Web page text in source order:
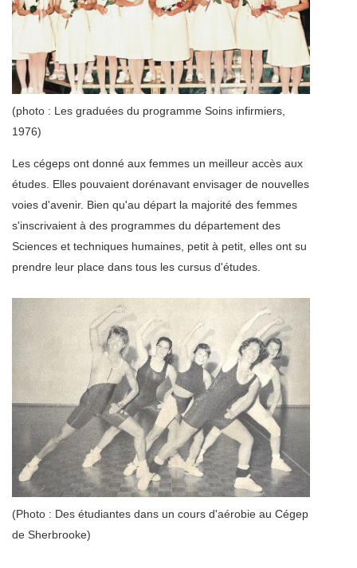
(photo : Les graduées du programme Soins infirmiers,
1976)
Les cégeps ont donné aux femmes un meilleur accès aux
études. Elles pouvaient dorénavant envisager de nouvelles
voies d'avenir. Bien qu'au départ la majorité des femmes
s'inscrivaient à des programmes du département des
Sciences et techniques humaines, petit à petit, elles ont su
prendre leur place dans tous les cursus d'études.
(Photo : Des étudiantes dans un cours d'aérobie au Cégep
de Sherbrooke)